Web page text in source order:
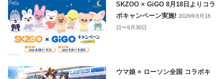
SKZOO × GiGO 8月18日よりコラ
ボキャンペーン実施!2026年8月18
日〜9月30日
ウマ娘 × ローソン全国 コラボキ